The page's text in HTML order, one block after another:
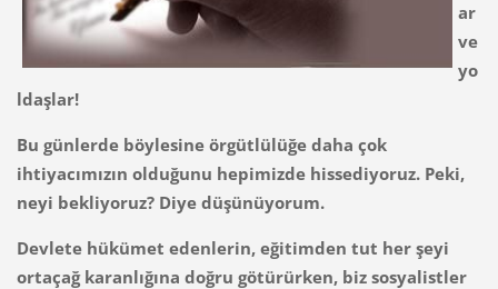
ar
ve
yo
ldaşlar!
Bu günlerde böylesine örgütlülüğe daha çok
ihtiyacımızın olduğunu hepimizde hissediyoruz. Peki,
neyi bekliyoruz? Diye düşünüyorum.
Devlete hükümet edenlerin, eğitimden tut her şeyi
ortaçağ karanlığına doğru götürürken, biz sosyalistler